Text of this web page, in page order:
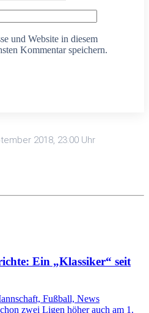
und Website in diesem
Kommentar speichern.
2018, 23:00 Uhr
Ein „Klassiker“ seit
Fußball, News
zwei Ligen höher auch am 1.